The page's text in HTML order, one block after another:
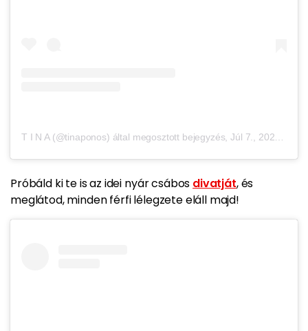
T I N A (@tinaponos) által megosztott bejegyzés,Júl 7., 2020, időpont: 5:21 (PDT időzóna szerint)
Próbáld ki te is az idei nyár csábos divatját, és
meglátod, minden férfi lélegzete eláll majd!